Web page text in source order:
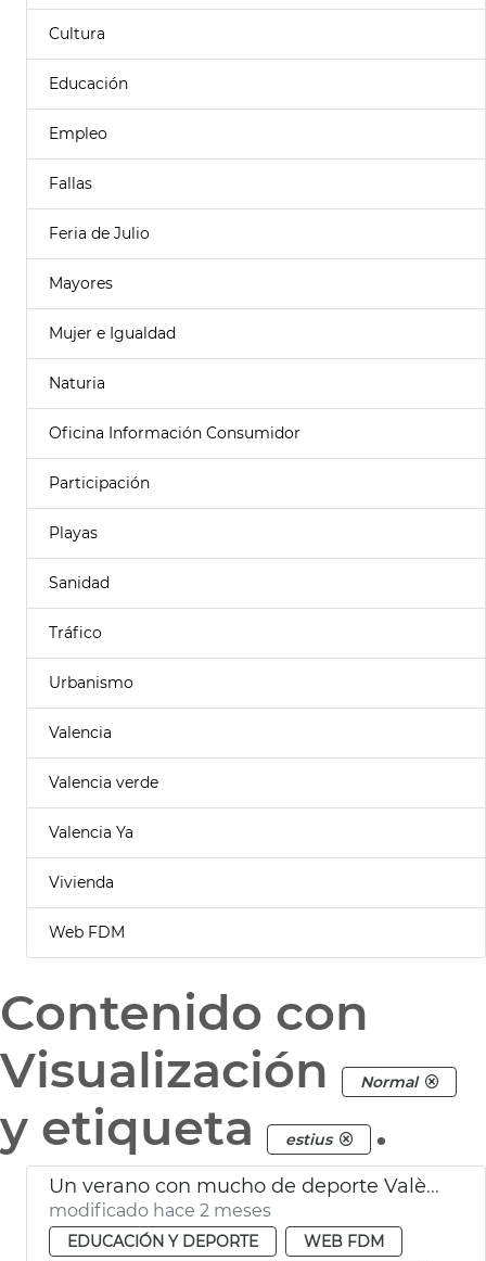
Cultura
Educación
Empleo
Fallas
Feria de Julio
Mayores
Mujer e Igualdad
Naturia
Oficina Información Consumidor
Participación
Playas
Sanidad
Tráfico
Urbanismo
Valencia
Valencia verde
Valencia Ya
Vivienda
Web FDM
Contenido con
Visualización
Normal
y etiqueta estius .
Un verano con mucho de deporte València
modificado hace 2 meses
EDUCACIÓN Y DEPORTE
WEB FDM